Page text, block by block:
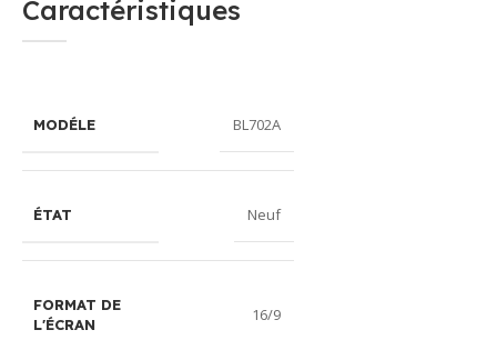
Caractéristiques
MODÉLE BL702A
ÉTAT Neuf
FORMAT DE
L'ÉCRAN
16/9